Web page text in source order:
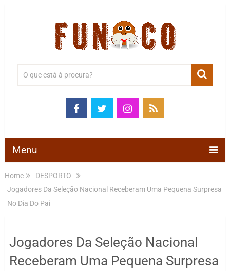
Menu
Home
DESPORTO
Jogadores Da Seleção Nacional Receberam Uma Pequena Surpresa
No Dia Do Pai
Jogadores Da Seleção Nacional
Receberam Uma Pequena Surpresa